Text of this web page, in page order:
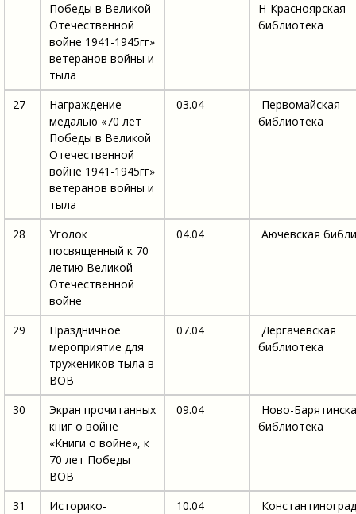
Победы в Великой
Отечественной
войне 1941-1945гг»
ветеранов войны и
тыла
Н-Красноярская
библиотека
27
Награждение
медалью «70 лет
Победы в Великой
Отечественной
войне 1941-1945гг»
ветеранов войны и
тыла
03.04
Первомайская
библиотека
28
Уголок
посвященный к 70
летию Великой
Отечественной
войне
04.04 Аючевская
29
Праздничное
мероприятие для
тружеников тыла в
ВОВ
07.04
Дергачевская
библиотека
30
Экран прочитанных
книг о войне
«Книги о войне», к
70 лет Победы
ВОВ
09.04
Ново-
библиотека
31
Историко-
10.04